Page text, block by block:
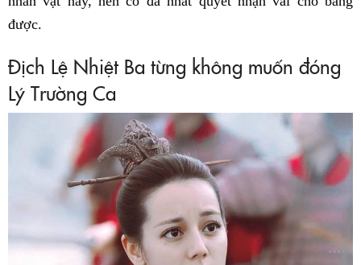
được.
Địch Lệ Nhiệt Ba từng không muốn đóng
Lý Trường Ca